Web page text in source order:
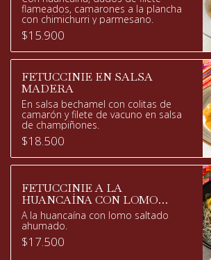
flameados, camarones a la plancha
con chimichurri y parmesano.
$15.900
FETUCCINIE EN SALSA
MADERA
En salsa bechamel con colitas de
camarón y filete de vacuno en salsa
de champiñones.
$18.500
FETUCCINIE A LA
HUANCAÍNA CON LOMO
SALTADO
A la huancaína con lomo saltado
ahumado.
$17.500